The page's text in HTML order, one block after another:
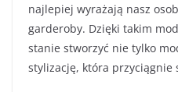
najlepiej wyrażają nasz
garderoby. Dzięki takim
stanie stworzyć nie tylko
stylizację, która przyciągnie